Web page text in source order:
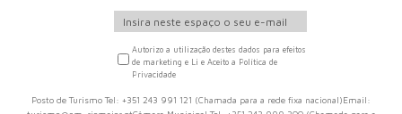
Autorizo a utilização destes dados para efeitos
de marketing e Li e Aceito a Política de
Privacidade
Posto de Turismo Tel: +351 243 991 121 (Chamada para a rede fixa nacional)Email: